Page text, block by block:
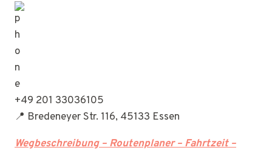
+49 201 33036105
📍 Bredeneyer Str. 116, 45133 Essen
Wegbeschreibung – Routenplaner – Fahrtzeit –